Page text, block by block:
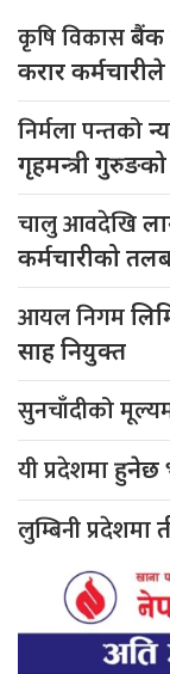
कृषि विकासबैंक
करार
निर्मला पन्तको
गृहमन्त्री
चालु आवदेखि
कर्मचारीको
आयल निगम
साह नियुक्त
सुनचाँदीको
यी प्रदेशमाहुनेछ
लुम्बिनी प्रदेशमा